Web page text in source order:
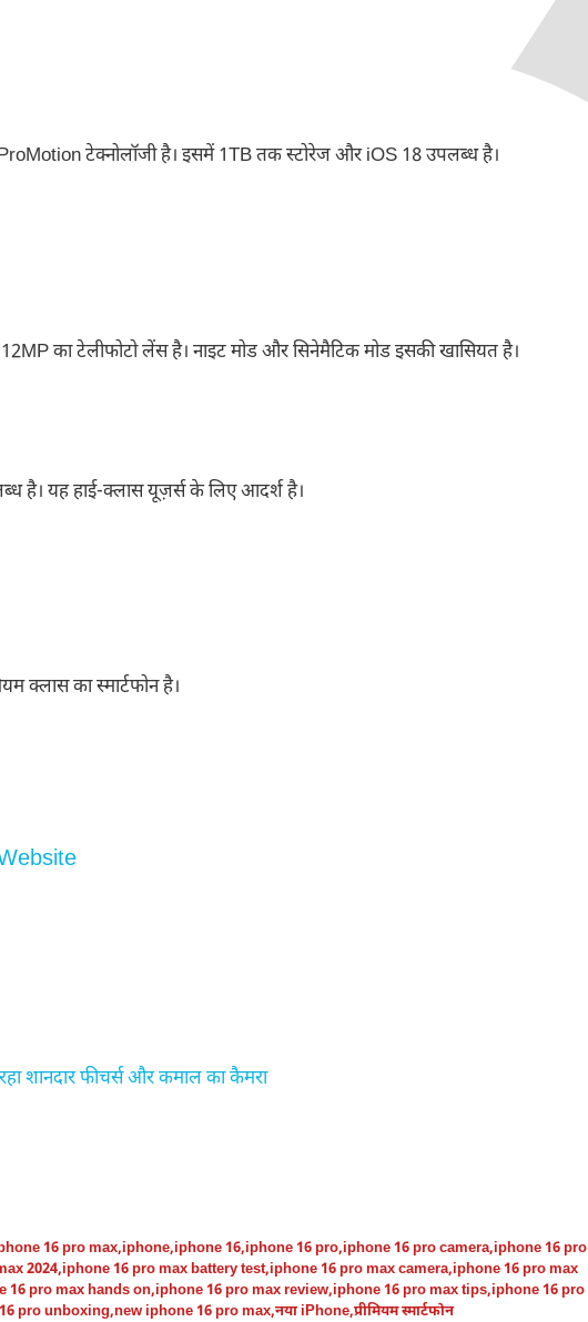
टेक्नोलॉजी है। इसमें 1TB तक स्टोरेज और iOS 18 उपलब्ध है।
का टेलीफोटो लेंस है। नाइट मोड और सिनेमैटिक मोड इसकी खासियत है।
है। यह हाई-क्लास यूज़र्स के लिए आदर्श है।
क्लास का स्मार्टफोन है।
शानदार फीचर्स और कमाल का कैमरा
16 pro max,iphone,iphone 16,iphone 16 pro,iphone 16 pro camera,iphone 16 pro
2024,iphone 16 pro max battery test,iphone 16 pro max camera,iphone 16 pro max
16 pro max hands on,iphone 16 pro max review,iphone 16 pro max tips,iphone 16 pro
pro unboxing,new iphone 16 pro max,नया iPhone,प्रीमियम स्मार्टफोन